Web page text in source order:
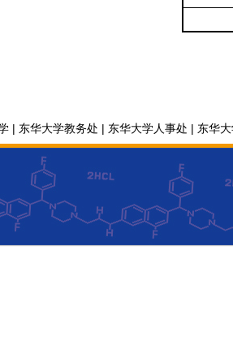
| 东华大学教务处 | 东华大学人事处 | 东华
化学与化工学院基础化学实验中心